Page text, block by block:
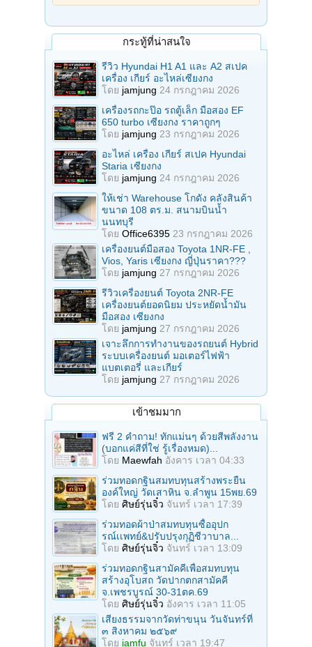
กระทู้ที่น่าสนใจ
รีวิว Hyundai H1 A1 และ A2 สเปค
เครื่อง เกียร์ อะไหล่เซียงกง
โดย jamjung 24 กรกฎาคม 2026
เครื่องรถกะป๊อ รถตู้เล็ก มือสอง EF
650 turbo เซียงกง ราคาถูกๆ
โดย jamjung 23 กรกฎาคม 2026
อะไหล่ เครื่อง เกียร์ สเปค Hyundai
Staria เซียงกง
โดย jamjung 24 กรกฎาคม 2026
ให้เช่า Warehouse โกดัง คลังสินค้า
ขนาด 108 ตร.ม. สนามบินน้ำ
นนทบุรี
โดย Office6395 23 กรกฎาคม 2026
เครื่องยนต์มือสอง Toyota 1NR-FE ,
Vios, Yaris เซียงกง ญี่ปุ่นราคา???
โดย jamjung 27 กรกฎาคม 2026
รีวิวเครื่องยนต์ Toyota 2NR-FE
เครื่องยนต์ยอดนิยม ประหยัดน้ำมัน
มือสอง เซียงกง
โดย jamjung 27 กรกฎาคม 2026
เจาะลึกการทำงานของรถยนต์ Hybrid
ระบบเครื่องยนต์ มอเตอร์ไฟฟ้า
แบตเตอรี่ และเกียร์
โดย jamjung 27 กรกฎาคม 2026
เข้าชมมาก
ฟรี 2 คำถาม! ทักแม่นๆ ด้วยสีพลังงาน
(บอกแค่สีที่ใช่ รู้เรื่องหมด)...
โดย Maewfah อังคาร เวลา 04:33
ร่วมทอดกฐินสมทบทุนสร้างพระยืน
องค์ใหญ่ วัดเสาหิน จ.ลําพูน 15พย.69
โดย ศิษย์รุ่นจิ๋ว จันทร์ เวลา 17:39
ร่วมทอดผ้าป่าสมทบทุนซื้ออุปก
รณ์เเพทย์&ปรับปรุงกุฏิชีวาบาล...
โดย ศิษย์รุ่นจิ๋ว จันทร์ เวลา 13:09
ร่วมทอดกฐินสามัคคีเพื่อสมทบทุน
สร้างอุโบสถ วัดปากตกสามัคคี
จ.เพชรบูรณ์ 30-31ตค.69
โดย ศิษย์รุ่นจิ๋ว อังคาร เวลา 11:05
เสียงธรรมจากวัดท่าขนุน วันจันทร์ที่
๓ สิงหาคม ๒๕๖๙
โดย iamfu จันทร์ เวลา 19:47